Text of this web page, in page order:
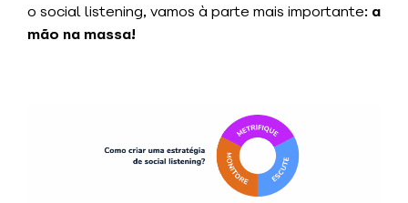
o social listening, vamos à parte mais importante: a
mão na massa!